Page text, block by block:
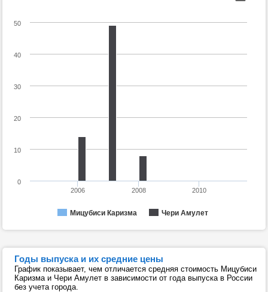
Мицубиси Каризма Чери Амулет
2006 2008 2010
0
10
20
30
40
50
Годы выпуска и их средние цены
График показывает, чем отличается средняя стоимость Мицубиси
Каризма и Чери Амулет в зависимости от года выпуска в России
без учета города.